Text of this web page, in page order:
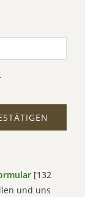
[132
und uns